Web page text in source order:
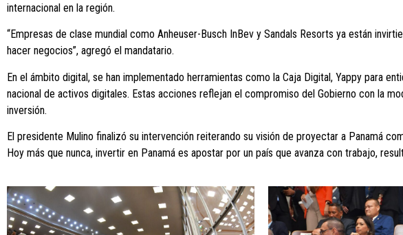
internacional en la región.
“Empresas de clase mundial como Anheuser-Busch InBev y Sandals Resorts ya están
hacer negocios”, agregó el mandatario.
En el ámbito digital, se han implementado herramientas como la Caja Digital, Yappy para
nacional de activos digitales. Estas acciones reflejan el compromiso del Gobierno con la
inversión.
El presidente Mulino finalizó su intervención reiterando su visión de proyectar a Panamá
Hoy más que nunca, invertir en Panamá es apostar por un país que avanza con trabajo,